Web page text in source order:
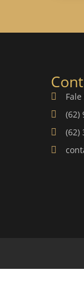
(62)
(62)